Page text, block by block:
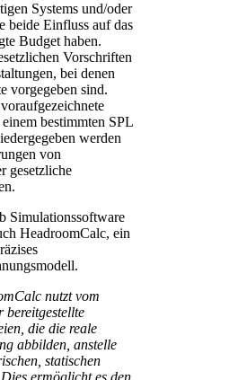
Systems und/oder
beide Einfluss auf das
Budget haben.
Vorschriften
bei denen
vorgegeben sind.
bestimmten SPL
werden
von
gesetzliche
Simulationssoftware
HeadroomCalc, ein
nutzt vom
bereitgestellte
die die reale
abbilden, anstelle
statischen